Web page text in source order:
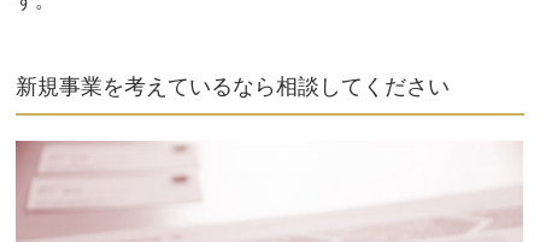
新規事業を考えているなら相談してください